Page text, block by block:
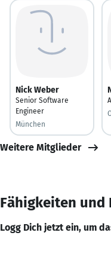
Nick Weber
Senior Software
Engineer
München
Weitere Mitglieder
Fähigkeiten und
Logg Dich jetzt ein, um